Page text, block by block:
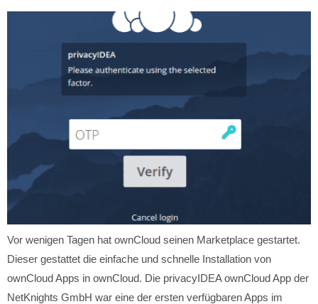
Vor wenigen Tagen hat ownCloud seinen Marketplace gestartet.
Dieser gestattet die einfache und schnelle Installation von
ownCloud Apps in ownCloud. Die privacyIDEA ownCloud App der
NetKnights GmbH war eine der ersten verfügbaren Apps im